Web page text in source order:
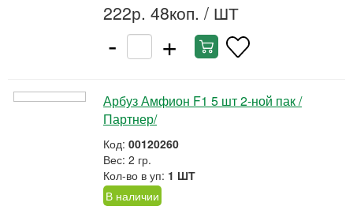
222р. 48коп. / ШТ
- +
Арбуз Амфион F1 5 шт 2-ной пак /
Партнер/
Код: 00120260
Вес: 2 гр.
Кол-во в уп: 1 ШТ
В наличии